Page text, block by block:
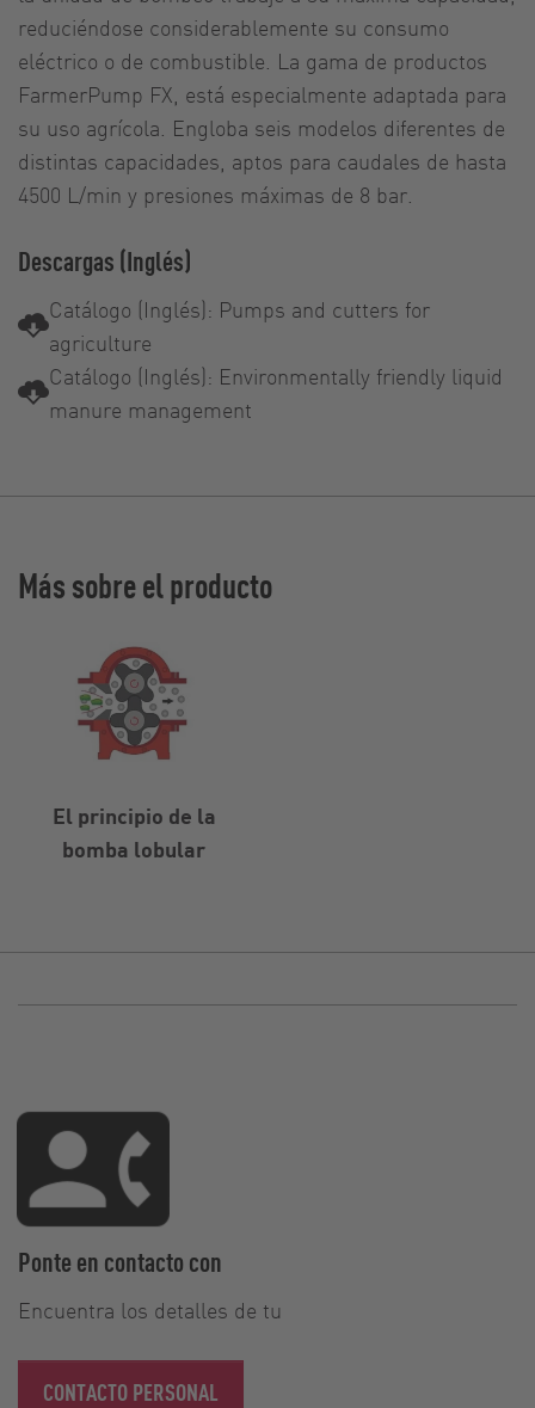
reduciéndose considerablemente su consumo
eléctrico o de combustible. La gama de productos
FarmerPump FX, está especialmente adaptada para
su uso agrícola. Engloba seis modelos diferentes de
distintas capacidades, aptos para caudales de hasta
4500 L/min y presiones máximas de 8 bar.
Descargas (Inglés)
Catálogo (Inglés): Pumps and cutters for
agriculture
Catálogo (Inglés): Environmentally friendly liquid
manure management
Más sobre el producto
El principio de la
bomba lobular
Ponte en contacto con
Encuentra los detalles de tu
CONTACTO PERSONAL